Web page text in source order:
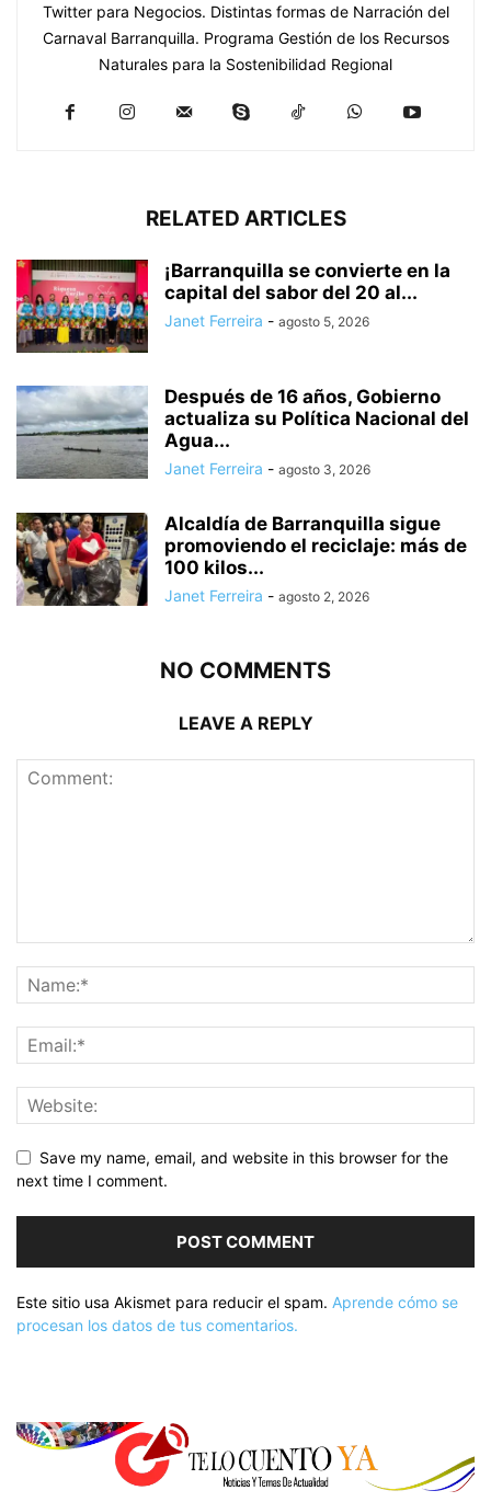
Twitter para Negocios. Distintas formas de Narración del
Carnaval Barranquilla. Programa Gestión de los Recursos
Naturales para la Sostenibilidad Regional
RELATED ARTICLES
¡Barranquilla se convierte en la
capital del sabor del 20 al...
Janet Ferreira - agosto 5, 2026
Después de 16 años, Gobierno
actualiza su Política Nacional del
Agua...
Janet Ferreira - agosto 3, 2026
Alcaldía de Barranquilla sigue
promoviendo el reciclaje: más de
100 kilos...
Janet Ferreira - agosto 2, 2026
NO COMMENTS
LEAVE A REPLY
Save my name, email, and website in this browser for the
next time I comment.
Este sitio usa Akismet para reducir el spam. Aprende cómo se
procesan los datos de tus comentarios.